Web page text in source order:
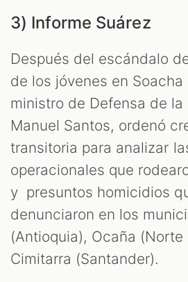
3) Informe Suárez
Después del escándalo
de los jóvenes en
ministro de Defensa de la
Manuel Santos, ordenó
transitoria para analizar
operacionales que
y presuntos homicidios
denunciaron en los
(Antioquia), Ocaña
Cimitarra (Santander).